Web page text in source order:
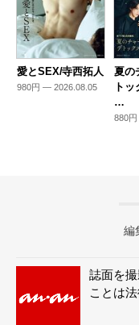
愛とSEX/寺西拓人
980円 — 2026.08.05
夏の
ト
…
880
編
誌面を
ことは